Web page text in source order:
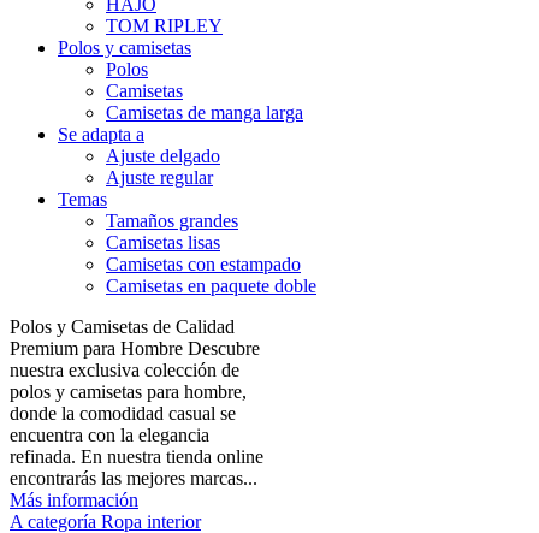
HAJO
TOM RIPLEY
Polos y camisetas
Polos
Camisetas
Camisetas de manga larga
Se adapta a
Ajuste delgado
Ajuste regular
Temas
Tamaños grandes
Camisetas lisas
Camisetas con estampado
Camisetas en paquete doble
Polos y Camisetas de Calidad
Premium para Hombre Descubre
nuestra exclusiva colección de
polos y camisetas para hombre,
donde la comodidad casual se
encuentra con la elegancia
refinada. En nuestra tienda online
encontrarás las mejores marcas...
Más información
A categoría Ropa interior